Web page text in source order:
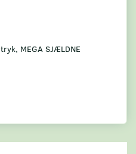
MEGA SJÆLDNE